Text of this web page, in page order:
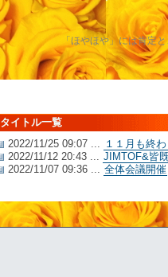
「ほやほや」には肯定
タイトル一覧
2022/11/25 09:07 ... １１月も終
2022/11/12 20:43 ... JIMTOF&皆
2022/11/07 09:36 ... 全体会議開催